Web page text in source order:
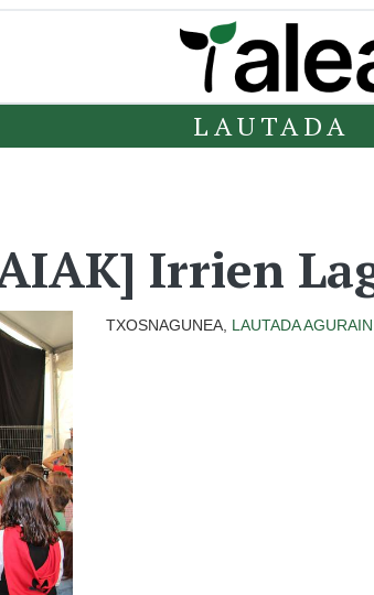
LAUTADA
Irrien
TXOSNAGUNEA, LAUTADAAGURAIN